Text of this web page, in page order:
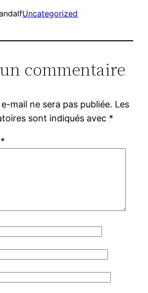
Uncategorized
commentaire
mail ne sera pas publiée. Les
sont indiqués avec *
*